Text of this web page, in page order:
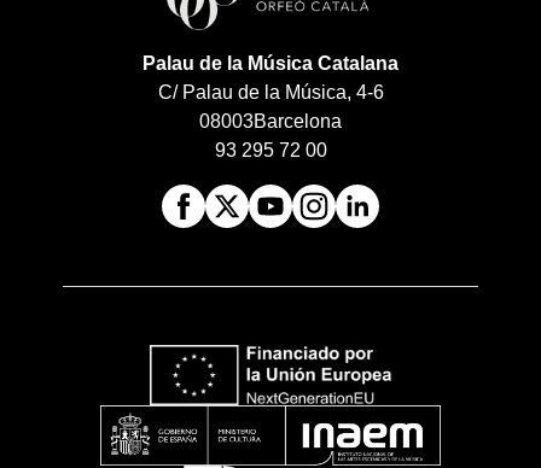
Palau de la Música Catalana
C/ Palau de la Música, 4-6
08003Barcelona
93 295 72 00